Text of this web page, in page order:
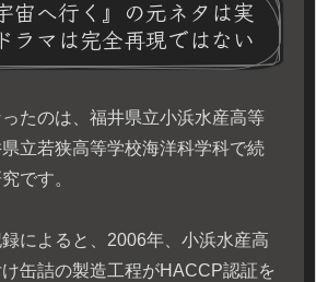
宙へ行く』の元ネタは実
ラマは完全再現ではない
ったのは、福井県立小浜水産高等
立若狭高等学校海洋科学科で続
です。
によると、2006年、小浜水産高
缶詰の製造工程がHACCP認証を